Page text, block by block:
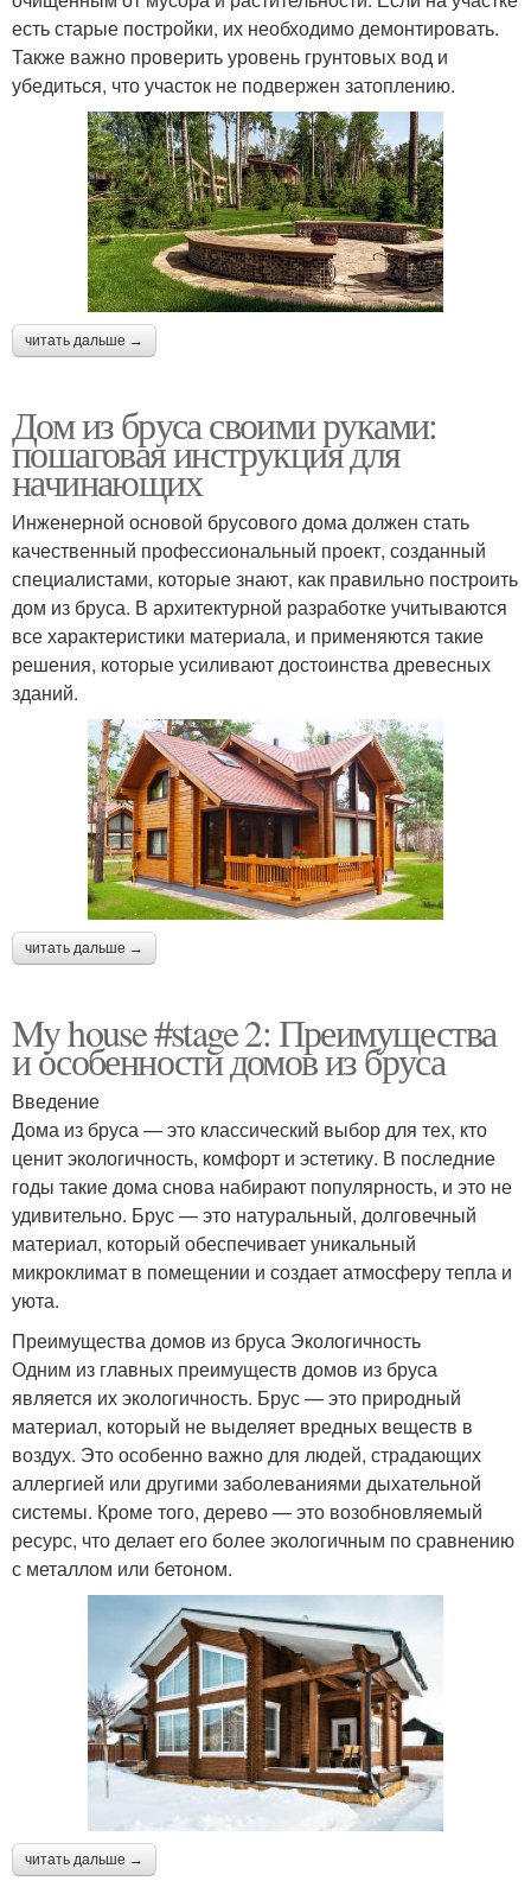
есть старые постройки, их необходимо демонтировать.
Также важно проверить уровень грунтовых вод и
убедиться, что участок не подвержен затоплению.
читать дальше →
Дом из бруса своими руками:
пошаговая инструкция для
начинающих
Инженерной основой брусового дома должен стать
качественный профессиональный проект, созданный
специалистами, которые знают, как правильно построить
дом из бруса. В архитектурной разработке учитываются
все характеристики материала, и применяются такие
решения, которые усиливают достоинства древесных
зданий.
читать дальше →
My house #stage 2: Преимущества
и особенности домов из бруса
Введение
Дома из бруса — это классический выбор для тех, кто
ценит экологичность, комфорт и эстетику. В последние
годы такие дома снова набирают популярность, и это не
удивительно. Брус — это натуральный, долговечный
материал, который обеспечивает уникальный
микроклимат в помещении и создает атмосферу тепла и
уюта.
Преимущества домов из бруса Экологичность
Одним из главных преимуществ домов из бруса
является их экологичность. Брус — это природный
материал, который не выделяет вредных веществ в
воздух. Это особенно важно для людей, страдающих
аллергией или другими заболеваниями дыхательной
системы. Кроме того, дерево — это возобновляемый
ресурс, что делает его более экологичным по сравнению
с металлом или бетоном.
читать дальше →